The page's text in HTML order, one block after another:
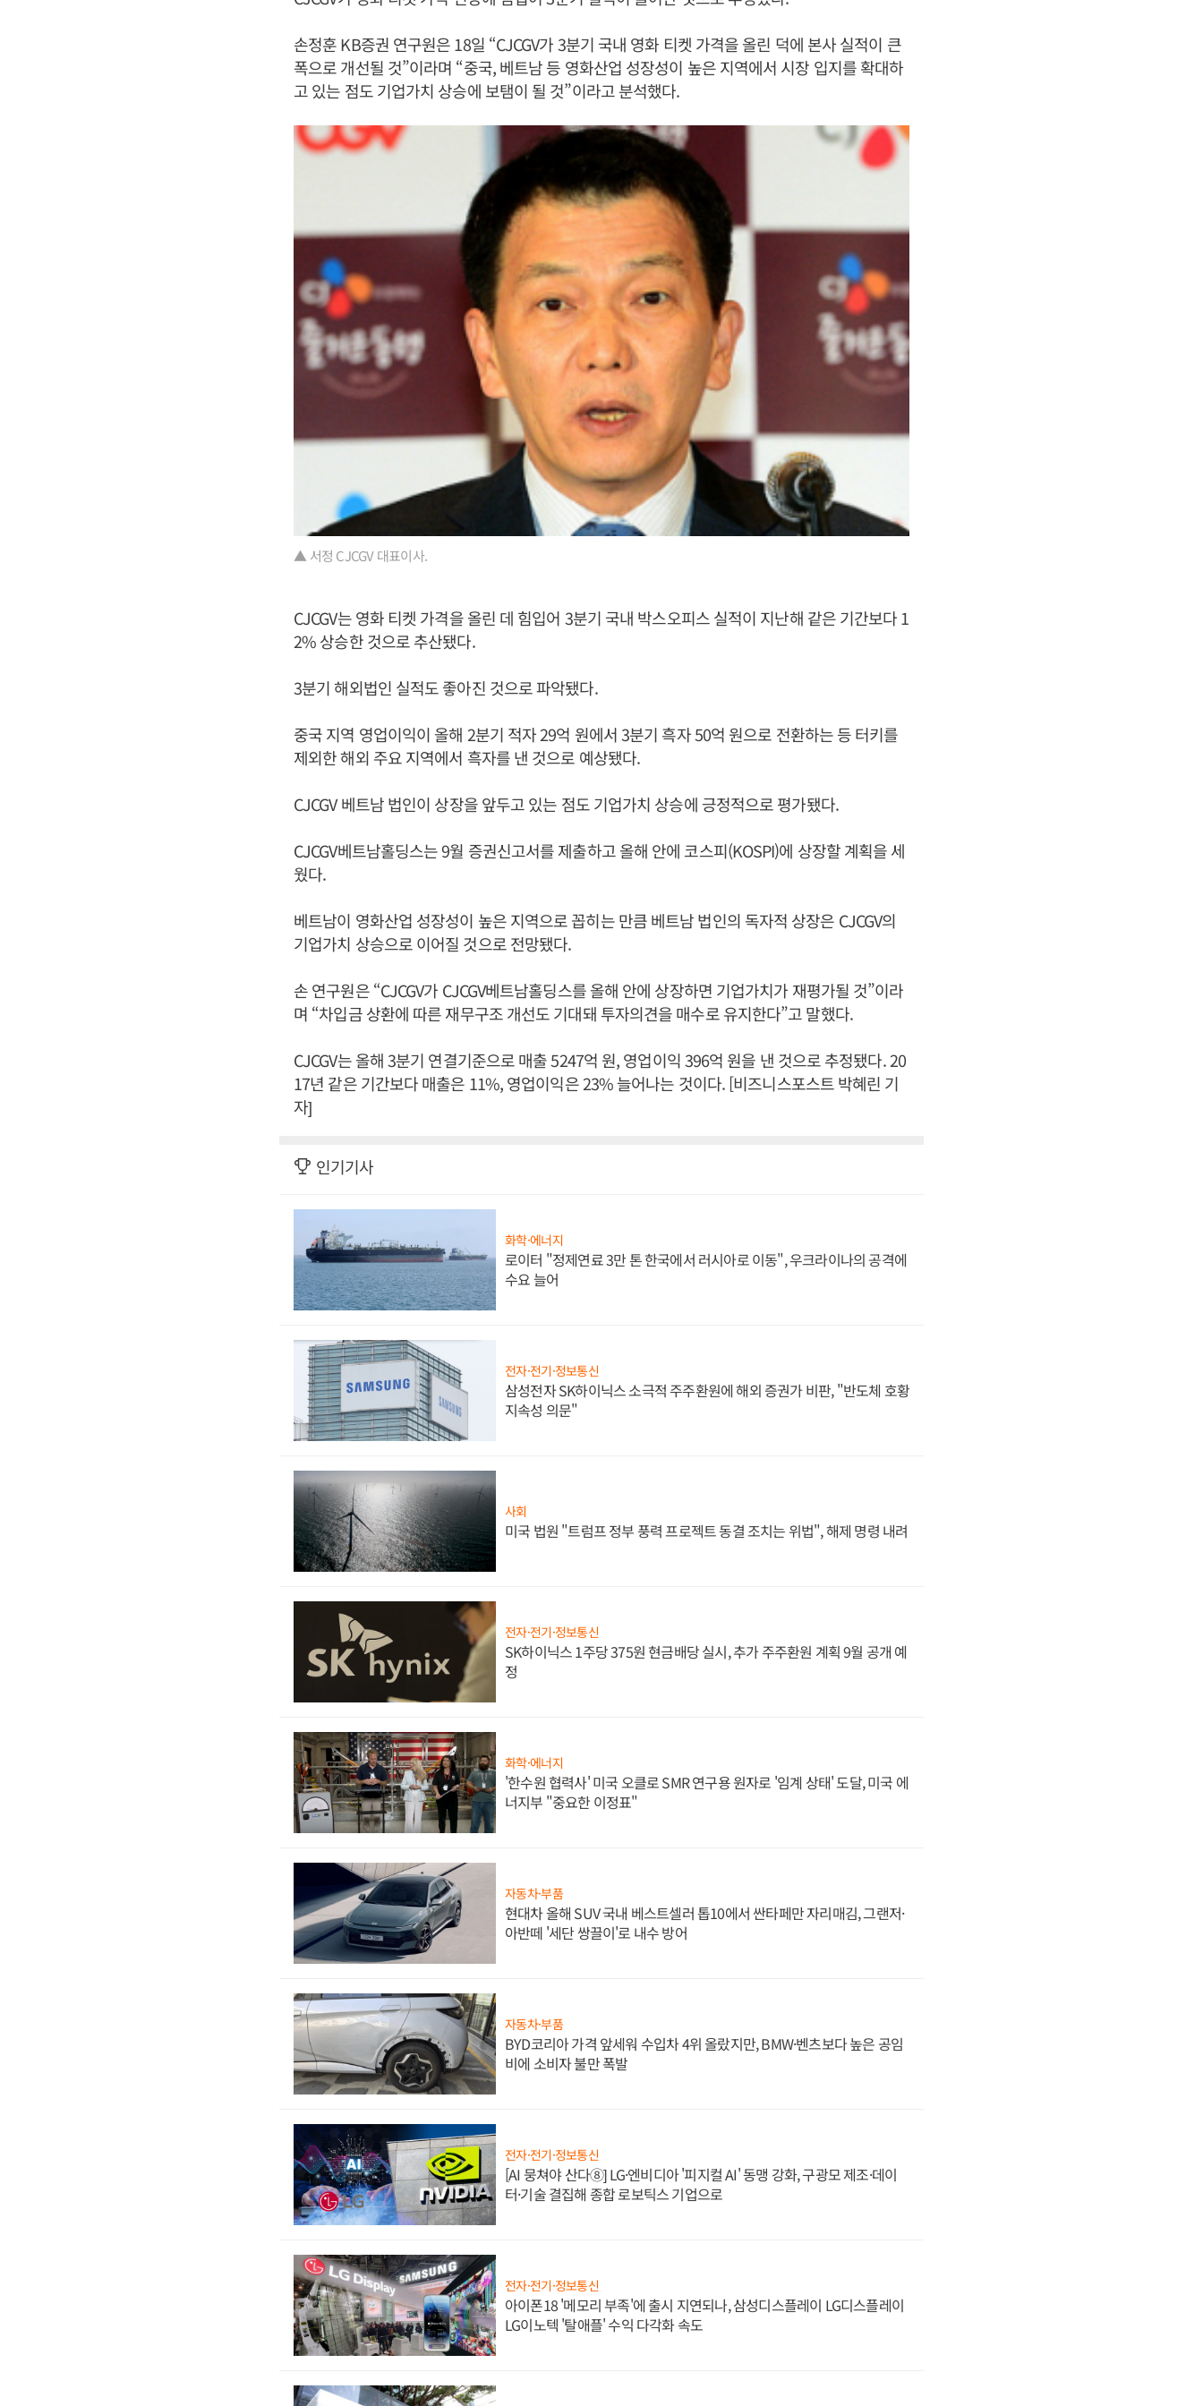
손정훈 KB증권 연구원은 18일 “CJCGV가 3분기 국내 영화 티켓 가격을 올린 덕에 본사 실적이 큰
폭으로 개선될 것”이라며 “중국, 베트남 등 영화산업 성장성이 높은 지역에서 시장 입지를 확대하
고 있는 점도 기업가치 상승에 보탬이 될 것”이라고 분석했다.
▲ 서정 CJCGV 대표이사.
CJCGV는 영화 티켓 가격을 올린 데 힘입어 3분기 국내 박스오피스 실적이 지난해 같은 기간보다 1
2% 상승한 것으로 추산됐다.
3분기 해외법인 실적도 좋아진 것으로 파악됐다.
중국 지역 영업이익이 올해 2분기 적자 29억 원에서 3분기 흑자 50억 원으로 전환하는 등 터키를
제외한 해외 주요 지역에서 흑자를 낸 것으로 예상됐다.
CJCGV 베트남 법인이 상장을 앞두고 있는 점도 기업가치 상승에 긍정적으로 평가됐다.
CJCGV베트남홀딩스는 9월 증권신고서를 제출하고 올해 안에 코스피(KOSPI)에 상장할 계획을 세
웠다.
베트남이 영화산업 성장성이 높은 지역으로 꼽히는 만큼 베트남 법인의 독자적 상장은 CJCGV의
기업가치 상승으로 이어질 것으로 전망됐다.
손 연구원은 “CJCGV가 CJCGV베트남홀딩스를 올해 안에 상장하면 기업가치가 재평가될 것”이라
며 “차입금 상환에 따른 재무구조 개선도 기대돼 투자의견을 매수로 유지한다”고 말했다.
CJCGV는 올해 3분기 연결기준으로 매출 5247억 원, 영업이익 396억 원을 낸 것으로 추정됐다. 20
17년 같은 기간보다 매출은 11%, 영업이익은 23% 늘어나는 것이다. [비즈니스포스트 박혜린 기
자]
인기기사
화학·에너지
로이터 "정제연료 3만 톤 한국에서 러시아로 이동", 우크라이나의 공격에
수요 늘어
전자·전기·정보통신
삼성전자 SK하이닉스 소극적 주주환원에 해외 증권가 비판, "반도체 호황
지속성 의문"
사회
미국 법원 "트럼프 정부 풍력 프로젝트 동결 조치는 위법", 해제 명령 내려
전자·전기·정보통신
SK하이닉스 1주당 375원 현금배당 실시, 추가 주주환원 계획 9월 공개 예
정
화학·에너지
'한수원 협력사' 미국 오클로 SMR 연구용 원자로 '임계 상태' 도달, 미국 에
너지부 "중요한 이정표"
자동차·부품
현대차 올해 SUV 국내 베스트셀러 톱10에서 싼타페만 자리매김, 그랜저·
아반떼 '세단 쌍끌이'로 내수 방어
자동차·부품
BYD코리아 가격 앞세워 수입차 4위 올랐지만, BMW·벤츠보다 높은 공임
비에 소비자 불만 폭발
전자·전기·정보통신
[AI 뭉쳐야 산다⑧] LG·엔비디아 '피지컬 AI' 동맹 강화, 구광모 제조·데이
터·기술 결집해 종합 로보틱스 기업으로
전자·전기·정보통신
아이폰18 '메모리 부족'에 출시 지연되나, 삼성디스플레이 LG디스플레이
LG이노텍 '탈애플' 수익 다각화 속도